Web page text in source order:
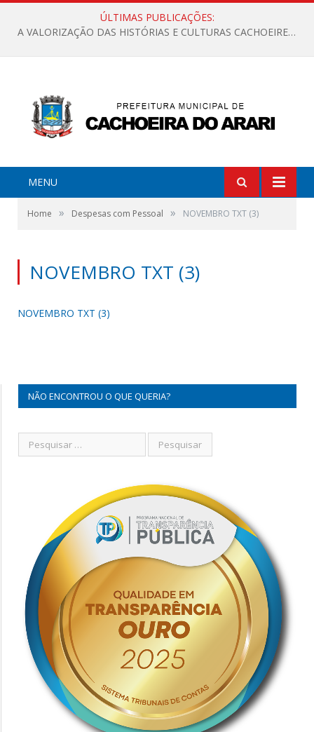
ÚLTIMAS PUBLICAÇÕES:
A VALORIZAÇÃO DAS HISTÓRIAS E CULTURAS CACHOEIRENSES
MENU
Home » Despesas com Pessoal » NOVEMBRO TXT (3)
NOVEMBRO TXT (3)
NOVEMBRO TXT (3)
NÃO ENCONTROU O QUE QUERIA?